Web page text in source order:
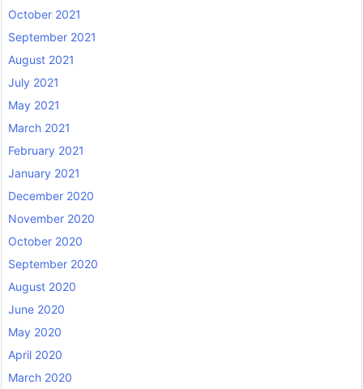
October 2021
September 2021
August 2021
July 2021
May 2021
March 2021
February 2021
January 2021
December 2020
November 2020
October 2020
September 2020
August 2020
June 2020
May 2020
April 2020
March 2020